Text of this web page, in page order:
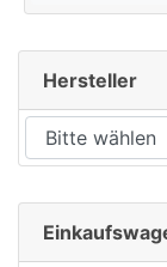
Hersteller